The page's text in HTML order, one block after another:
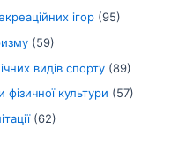
ігор (95)
(59)
видів спорту (89)
культури (57)
(62)